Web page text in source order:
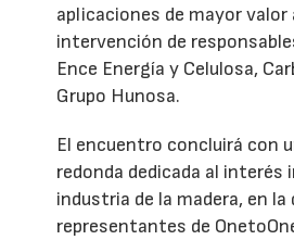
aplicaciones de mayor valor
intervención de
Ence Energía y Celulosa,
Grupo Hunosa.
El encuentro concluirá con
redonda dedicada al interés
industria de la madera, en
representantes de